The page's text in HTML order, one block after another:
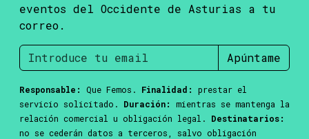
eventos del Occidente de Asturias a tu
correo.
Apúntame
Responsable: Que Femos. Finalidad:
prestar el
servicio solicitado. Duración:
mientras se mantenga la
relación comercial u obligación legal. Destinatarios:
no se cederán datos a terceros, salvo obligación